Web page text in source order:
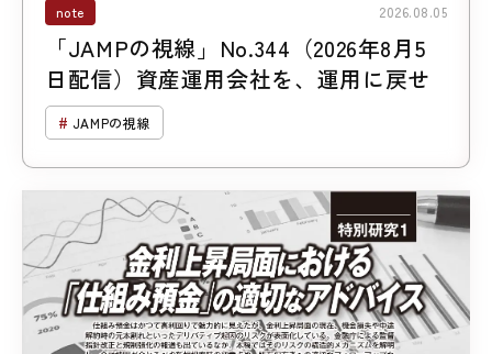
note 2026.08.05
「JAMPの視線」No.344（2026年8月5
日配信）資産運用会社を、運用に戻せ
JAMPの視線